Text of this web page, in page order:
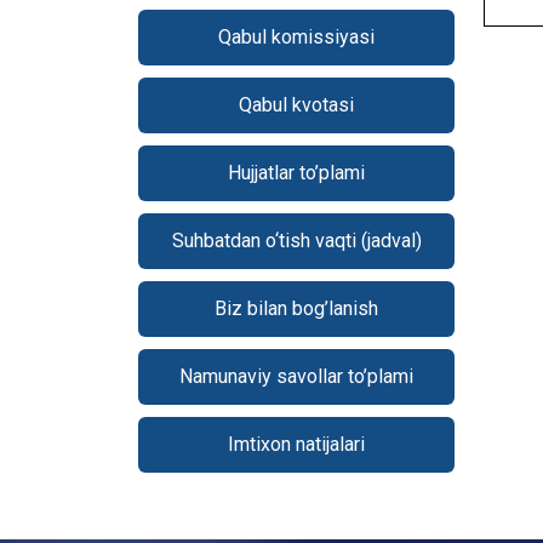
Qabul komissiyasi
Qabul kvotasi
Hujjatlar to’plami
Suhbatdan o‘tish vaqti (jadval)
Biz bilan bog’lanish
Namunaviy savollar to’plami
Imtixon natijalari